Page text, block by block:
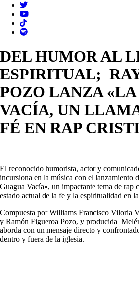
DEL HUMOR AL
ESPIRITUAL;
POZO LANZA
VACÍA, UN
FÉ EN RAP
El reconocido humorista, actor y
incursiona en la música con el lanzamiento
Guagua Vacía», un impactante tema de rap
estado actual de la fe y la espiritualidad en
Compuesta por Williams Francisco Viloria
y Ramón Figueroa Pozo, y producida
aborda con un mensaje directo y
dentro y fuera de la iglesia.